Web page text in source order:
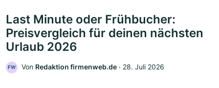
Last Minute oder Frühbucher:
Preisvergleich für deinen nächsten
Urlaub 2026
FW Von Redaktion firmenweb.de ‧ 28. Juli 2026